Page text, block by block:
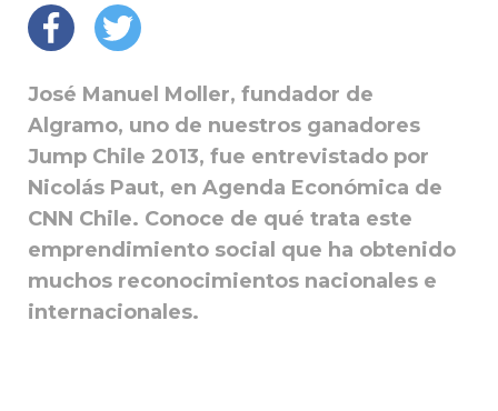
José Manuel Moller, fundador de
Algramo, uno de nuestros ganadores
Jump Chile 2013, fue entrevistado por
Nicolás Paut, en Agenda Económica de
CNN Chile. Conoce de qué trata este
emprendimiento social que ha obtenido
muchos reconocimientos nacionales e
internacionales.